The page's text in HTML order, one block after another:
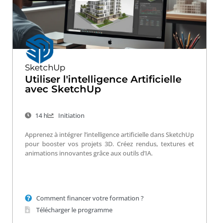
SketchUp
Utiliser l'intelligence Artificielle
avec SketchUp
14 h Initiation
Apprenez à intégrer l’intelligence artificielle dans SketchUp
pour booster vos projets 3D. Créez rendus, textures et
animations innovantes grâce aux outils d’IA.
Comment financer votre formation ?
Télécharger le programme